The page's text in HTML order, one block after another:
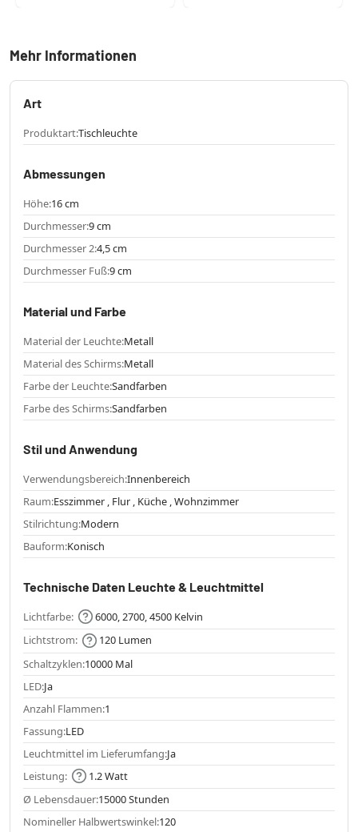
Mehr Informationen
Art
Produktart:Tischleuchte
Abmessungen
Höhe:16 cm
Durchmesser:9 cm
Durchmesser 2:4,5 cm
Durchmesser Fuß:9 cm
Material und Farbe
Material der Leuchte:Metall
Material des Schirms:Metall
Farbe der Leuchte:Sandfarben
Farbe des Schirms:Sandfarben
Stil und Anwendung
Verwendungsbereich:Innenbereich
Raum:Esszimmer , Flur , Küche , Wohnzimmer
Stilrichtung:Modern
Bauform:Konisch
Technische Daten Leuchte & Leuchtmittel
Lichtfarbe:
6000, 2700, 4500 Kelvin
Lichtstrom:
120 Lumen
Schaltzyklen:10000 Mal
LED:Ja
Anzahl Flammen:1
Fassung:LED
Leuchtmittel im Lieferumfang:Ja
Leistung:
1.2 Watt
Ø Lebensdauer:15000 Stunden
Nomineller Halbwertswinkel:120